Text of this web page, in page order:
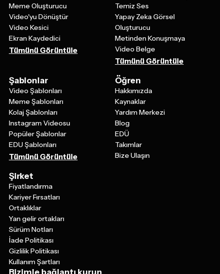
Meme Oluşturucu
Video'yu Dönüştür
Video Kesici
Ekran Kaydedici
Tümünü Görüntüle
Temiz Ses
Yapay Zeka Görsel
Oluşturucu
Metinden Konuşmaya
Video Belge
Tümünü Görüntüle
Şablonlar
Video Şablonları
Meme Şablonları
Kolaj Şablonları
Instagram Videosu
Popüler Şablonlar
EDU Şablonları
Tümünü Görüntüle
Öğren
Hakkımızda
Kaynaklar
Yardım Merkezi
Blog
EDÜ
Takımlar
Bize Ulaşın
Şirket
Fiyatlandırma
Kariyer Fırsatları
Ortaklıklar
Yan gelir ortakları
Sürüm Notları
İade Politikası
Gizlilik Politikası
Kullanım Şartları
Bizimle bağlantı kurun